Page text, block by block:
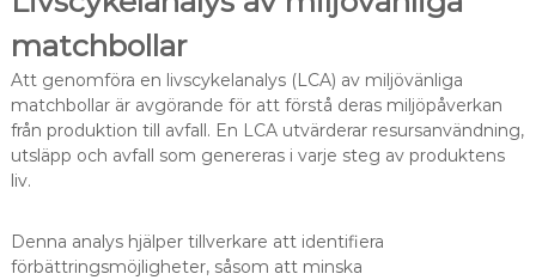
matchbollar
Att genomföra en livscykelanalys (LCA) av miljövänliga
matchbollar är avgörande för att förstå deras miljöpåverkan
från produktion till avfall. En LCA utvärderar resursanvändning,
utsläpp och avfall som genereras i varje steg av produktens
liv.
Denna analys hjälper tillverkare att identifiera
förbättringsmöjligheter, såsom att minska